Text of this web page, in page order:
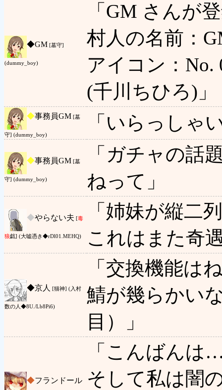
◆GM [墓守]
(dummy_boy)
「GM さんが
村人の名前：
アイコン：
(千川ちひろ)」
◆事務員GM [墓
守] (dummy_boy)
「いらっしゃ
◆事務員GM [墓
守] (dummy_boy)
「ガチャの話
ねって」
◆やらない夫 [毒
狼戯] (大嘘憑き◆rDl01.MEHQ)
「姉妹が縦二
これはまた奇
◆京人 [猫神] (入村
数の人◆8U./Lb8Pi6)
「交換機能
鯖が幾らかい
目）」
◆フランドール
「こんばんは
そして私は闇